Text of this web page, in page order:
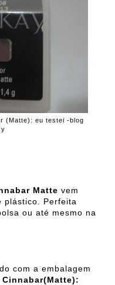
(Matte): eu testei -blog
Matte vem
plástico. Perfeita
ou até mesmo na
com a embalagem